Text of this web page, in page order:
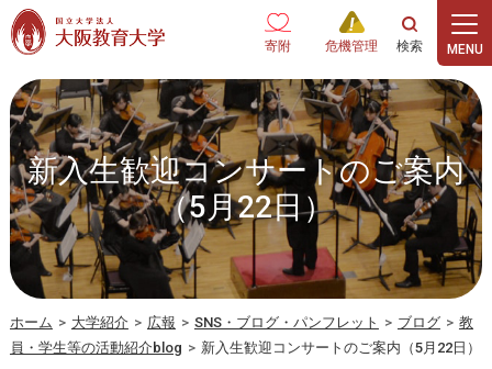
本文へ
寄附 危機管理
新入生歓迎コンサートのご案内
（5月22日）
ホーム > 大学紹介 > 広報 > SNS・ブログ・パンフレット > ブログ > 教
員・学生等の活動紹介blog > 新入生歓迎コンサートのご案内（5月22日）